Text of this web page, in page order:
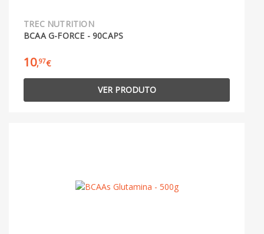
TREC NUTRITION
BCAA G-FORCE - 90CAPS
10,97€
VER PRODUTO